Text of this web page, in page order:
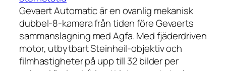
Gevaert Automatic är en ovanlig mekanisk
dubbel-8-kamera från tiden före Gevaerts
sammanslagning med Agfa. Med fjäderdriven
motor, utbytbart Steinheil-objektiv och
filmhastigheter på upp till 32 bilder per